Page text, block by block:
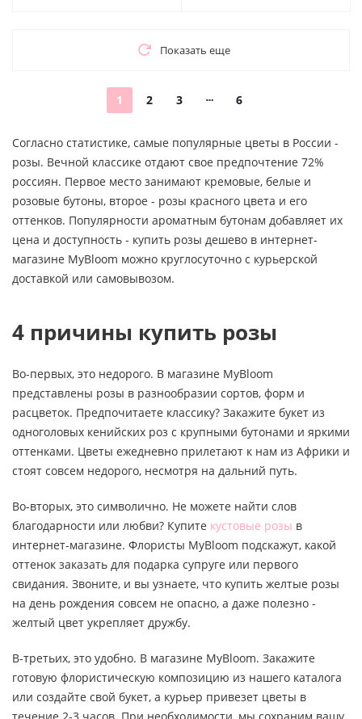
Показать еще
1 2 3 6
Согласно статистике, самые популярные цветы в России -
розы. Вечной классике отдают свое предпочтение 72%
россиян. Первое место занимают кремовые, белые и
розовые бутоны, второе - розы красного цвета и его
оттенков. Популярности ароматным бутонам добавляет их
цена и доступность - купить розы дешево в интернет-
магазине MyBloom можно круглосуточно с курьерской
доставкой или самовывозом.
4 причины купить розы
Во-первых, это недорого. В магазине MyBloom
представлены розы в разнообразии сортов, форм и
расцветок. Предпочитаете классику? Закажите букет из
одноголовых кенийских роз с крупными бутонами и яркими
оттенками. Цветы ежедневно прилетают к нам из Африки и
стоят совсем недорого, несмотря на дальний путь.
Во-вторых, это символично. Не можете найти слов
благодарности или любви? Купите кустовые розы в
интернет-магазине. Флористы MyBloom подскажут, какой
оттенок заказать для подарка супруге или первого
свидания. Звоните, и вы узнаете, что купить желтые розы
на день рождения совсем не опасно, а даже полезно -
желтый цвет укрепляет дружбу.
В-третьих, это удобно. В магазине MyBloom. Закажите
готовую флористическую композицию из нашего каталога
или создайте свой букет, а курьер привезет цветы в
течение 2-3 часов. При необходимости, мы сохраним вашу